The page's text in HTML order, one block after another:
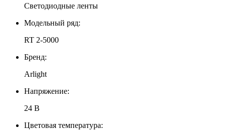
Светодиодные ленты
Модельный ряд:
RT 2-5000
Бренд:
Arlight
Напряжение:
24 В
Цветовая температура: